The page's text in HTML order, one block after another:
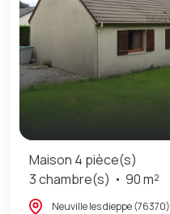
Maison 4 pièce(s)
3 chambre(s)
90 m²
Neuville les dieppe (76370)